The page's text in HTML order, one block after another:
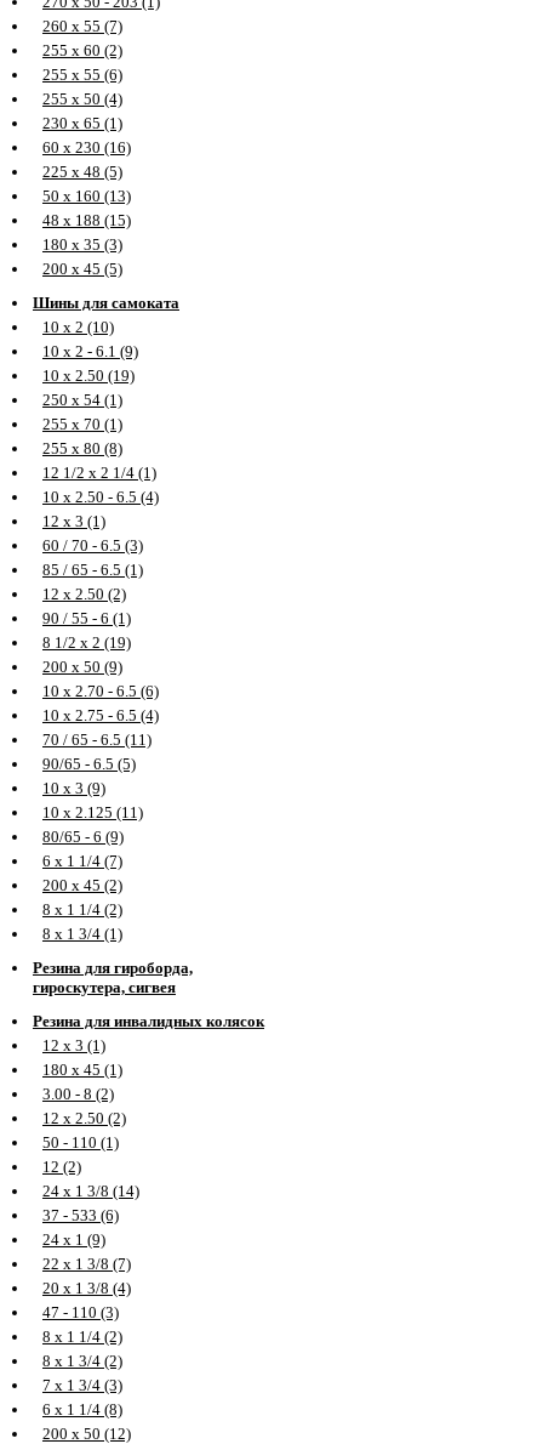
260 х 55 (7)
255 х 60 (2)
255 х 55 (6)
255 х 50 (4)
230 х 65 (1)
60 х 230 (16)
225 х 48 (5)
50 х 160 (13)
48 х 188 (15)
180 х 35 (3)
200 х 45 (5)
Шины для самоката
10 х 2 (10)
10 х 2 - 6.1 (9)
10 х 2.50 (19)
250 х 54 (1)
255 х 70 (1)
255 х 80 (8)
12 1/2 х 2 1/4 (1)
10 х 2.50 - 6.5 (4)
12 х 3 (1)
60 / 70 - 6.5 (3)
85 / 65 - 6.5 (1)
12 х 2.50 (2)
90 / 55 - 6 (1)
8 1/2 х 2 (19)
200 х 50 (9)
10 х 2.70 - 6.5 (6)
10 х 2.75 - 6.5 (4)
70 / 65 - 6.5 (11)
90/65 - 6.5 (5)
10 х 3 (9)
10 х 2.125 (11)
80/65 - 6 (9)
6 х 1 1/4 (7)
200 х 45 (2)
8 х 1 1/4 (2)
8 х 1 3/4 (1)
Резина для гироборда,
гироскутера, сигвея
Резина для инвалидных колясок
12 х 3 (1)
180 х 45 (1)
3.00 - 8 (2)
12 х 2.50 (2)
50 - 110 (1)
12 (2)
24 х 1 3/8 (14)
37 - 533 (6)
24 х 1 (9)
22 х 1 3/8 (7)
20 х 1 3/8 (4)
47 - 110 (3)
8 х 1 1/4 (2)
8 х 1 3/4 (2)
7 х 1 3/4 (3)
6 х 1 1/4 (8)
200 х 50 (12)